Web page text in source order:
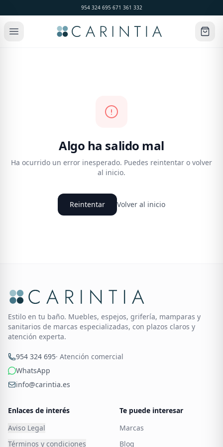
954 324 695·671 361 332
Algo ha salido mal
Ha ocurrido un error inesperado. Puedes reintentar o volver
al inicio.
Reintentar Volver al inicio
Estilo en tu baño. Muebles, espejos, grifería, mamparas y
sanitarios de marcas especializadas, con plazos claros y
atención experta.
954 324 695· Atención comercial
WhatsApp
info@carintia.es
Enlaces de interés
Aviso Legal
Términos y condiciones
Te puede interesar
Marcas
Blog